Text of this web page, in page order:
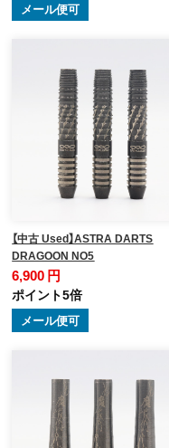
メール便可
【中古 Used】ASTRA DARTS
DRAGOON NO5
6,900 円
ポイント5倍
メール便可